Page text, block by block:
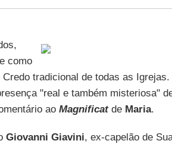
como
tradicional de todas as Igrejas.
"real e também misteriosa"
ao Magnificat de Maria.
Giovanni Giavini, ex-capelão de